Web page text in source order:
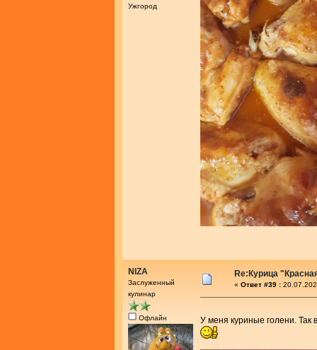
Ужгород
NIZA
Заслуженный
кулинар
Офлайн
Re:Курица
« Ответ #39 :
У меня куриные голени. Так